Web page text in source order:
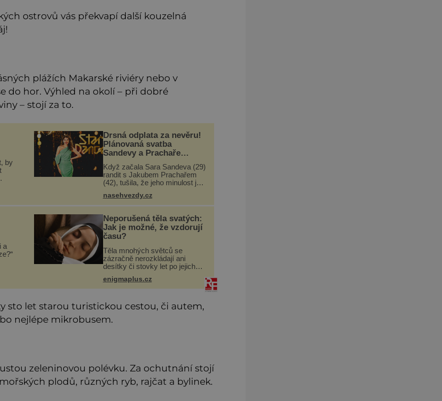
ostrovů vás překvapí další kouzelná
plážích Makarské riviéry nebo v
do hor. Výhled na okolí – při dobré
– stojí za to.
by
Drsná odplata za nevěru!
Plánovaná svatba
Sandevy a Prachaře
Když začala Sara Sandeva (29)
randit s Jakubem Prachařem
(42), tušila, že jeho minulost je
vedle ní konečně změní. To se
ale asi nestalo. Láska Sary
Sandevy (29) a Jakuba
nasehvezdy.cz
a
Neporušená těla svatých:
Jak je možné, že vzdorují
času?
Těla mnohých světců se
zázračně nerozkládají ani
desítky či stovky let po jejich
nebylo provedeno balzamování
či jiné pokusy o konzervaci.
považo
enigmaplus.cz
sto let starou turistickou cestou, či autem,
nejlépe mikrobusem.
zeleninovou polévku. Za ochutnání stojí
plodů, různých ryb, rajčat a bylinek.